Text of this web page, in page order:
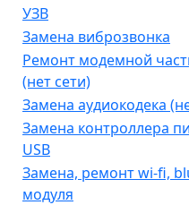
УЗВ
Замена виброзвонка
Ремонт модемной
(нет сети)
Замена аудиокодека
Замена контроллера
USB
Замена, ремонт wi-fi,
модуля